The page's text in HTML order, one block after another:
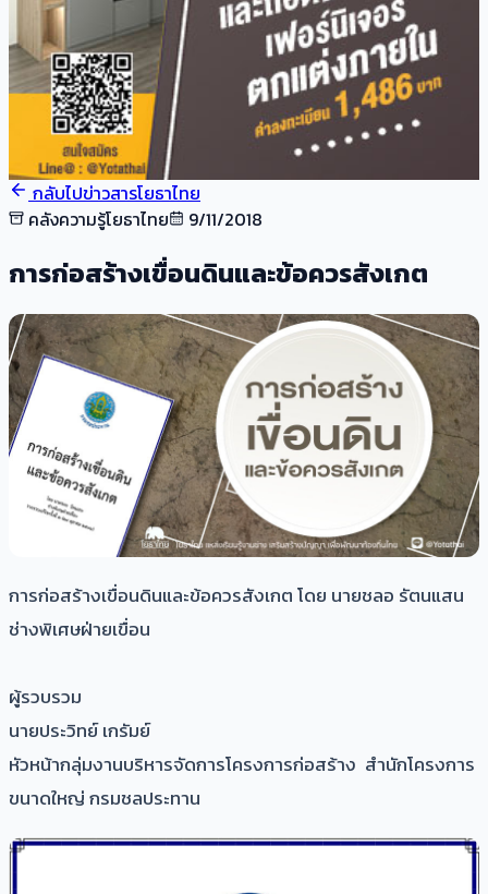
กลับไปข่าวสารโยธาไทย
คลังความรู้โยธาไทย
9/11/2018
การก่อสร้างเขื่อนดินและข้อควรสังเกต
การก่อสร้างเขื่อนดินและข้อควรสังเกต โดย นายชลอ รัตนแสน
ช่างพิเศษฝ่ายเขื่อน
ผู้รวบรวม
นายประวิทย์ เกรัมย์
หัวหน้ากลุ่มงานบริหารจัดการโครงการก่อสร้าง สำนักโครงการ
ขนาดใหญ่ กรมชลประทาน